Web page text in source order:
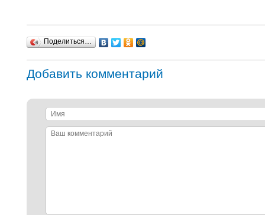
Поделиться…
Добавить комментарий
Имя
Ваш